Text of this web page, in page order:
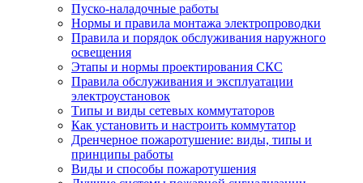
Пуско-наладочные работы
Нормы и правила монтажа электропроводки
Правила и порядок обслуживания наружного
освещения
Этапы и нормы проектирования СКС
Правила обслуживания и эксплуатации
электроустановок
Типы и виды сетевых коммутаторов
Как установить и настроить коммутатор
Дренчерное пожаротушение: виды, типы и
принципы работы
Виды и способы пожаротушения